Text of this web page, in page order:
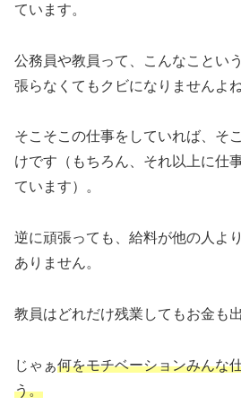
ています。
公務員や教員って、こんなことい
張らなくてもクビになりませんよね
そこそこの仕事をしていれば、そ
けです（もちろん、それ以上に仕
ています）。
逆に頑張っても、給料が他の人よ
ありません。
教員はどれだけ残業してもお金も
じゃぁ何をモチベーションみんな
う。